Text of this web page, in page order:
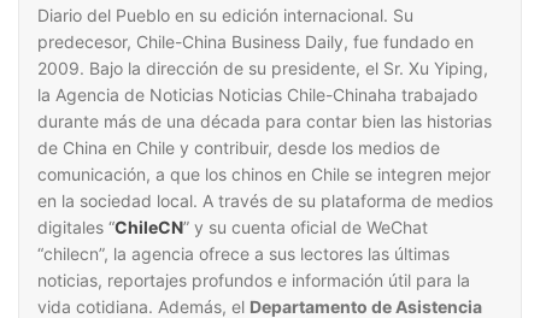
Diario del Pueblo en su edición internacional. Su
predecesor, Chile-China Business Daily, fue fundado en
2009. Bajo la dirección de su presidente, el Sr. Xu Yiping,
la Agencia de Noticias Noticias Chile-Chinaha trabajado
durante más de una década para contar bien las historias
de China en Chile y contribuir, desde los medios de
comunicación, a que los chinos en Chile se integren mejor
en la sociedad local. A través de su plataforma de medios
digitales “ChileCN” y su cuenta oficial de WeChat
“chilecn”, la agencia ofrece a sus lectores las últimas
noticias, reportajes profundos e información útil para la
vida cotidiana. Además, el Departamento de Asistencia